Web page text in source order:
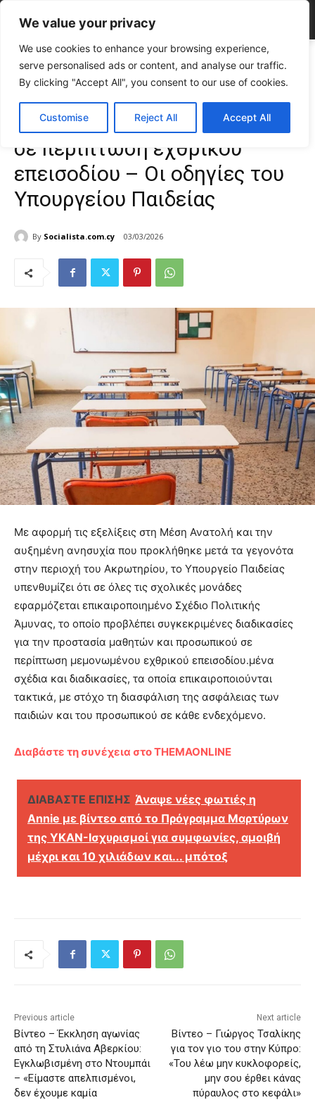
We value your privacy
We use cookies to enhance your browsing experience,
serve personalised ads or content, and analyse our traffic.
By clicking "Accept All", you consent to our use of cookies.
Customise Reject All Accept All
Home ΕΠΙΚΑΙΡΟΤΗΤΑ
Τι προβλέπεται στα σχολεία σε περίπτωση
εχθρικού επεισοδίου - Οι οδηγίες του...
Τι προβλέπεται στα σχολεία
σε περίπτωση εχθρικού
επεισοδίου – Οι οδηγίες του
Υπουργείου Παιδείας
By Socialista.com.cy 03/03/2026
Με αφορμή τις εξελίξεις στη Μέση Ανατολή και την
αυξημένη ανησυχία που προκλήθηκε μετά τα γεγονότα
στην περιοχή του Ακρωτηρίου, το Υπουργείο Παιδείας
υπενθυμίζει ότι σε όλες τις σχολικές μονάδες
εφαρμόζεται επικαιροποιημένο Σχέδιο Πολιτικής
Άμυνας, το οποίο προβλέπει συγκεκριμένες διαδικασίες
για την προστασία μαθητών και προσωπικού σε
περίπτωση μεμονωμένου εχθρικού επεισοδίου.μένα
σχέδια και διαδικασίες, τα οποία επικαιροποιούνται
τακτικά, με στόχο τη διασφάλιση της ασφάλειας των
παιδιών και του προσωπικού σε κάθε ενδεχόμενο.
Διαβάστε τη συνέχεια στο THEMAONLINE
ΔΙΑΒΑΣΤΕ ΕΠΙΣΗΣ Άναψε νέες φωτιές η
Annie με βίντεο από το Πρόγραμμα Μαρτύρων
της ΥΚΑΝ-Ισχυρισμοί για συμφωνίες, αμοιβή
μέχρι και 10 χιλιάδων και... μπότοξ
Previous article
Βίντεο – Έκκληση αγωνίας
από τη Στυλιάνα Αβερκίου:
Εγκλωβισμένη στο Ντουμπάι
– «Είμαστε απελπισμένοι,
δεν έχουμε καμία
Next article
Βίντεο – Γιώργος Τσαλίκης
για τον γιο του στην Κύπρο:
«Του λέω μην κυκλοφορείς,
μην σου έρθει κάνας
πύραυλος στο κεφάλι»